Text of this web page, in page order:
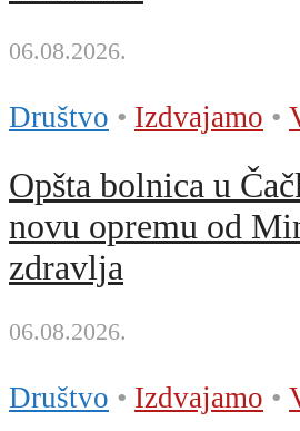
06.08.2026.
Društvo • Izdvajamo •
Opšta bolnica u
novu opremu od
zdravlja
06.08.2026.
Društvo • Izdvajamo •